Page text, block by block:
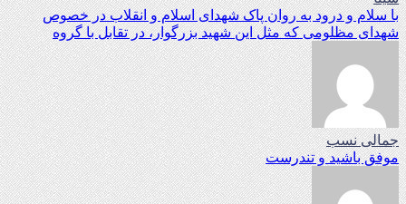
با سلام و درود به روان پاک شهدای اسلام و انقلاب در خصوص
شهدای مظلومی که مثل این شهید بزرگوار، در تقابل با گروه
جمالی نسب
موفق باشید و تندرست